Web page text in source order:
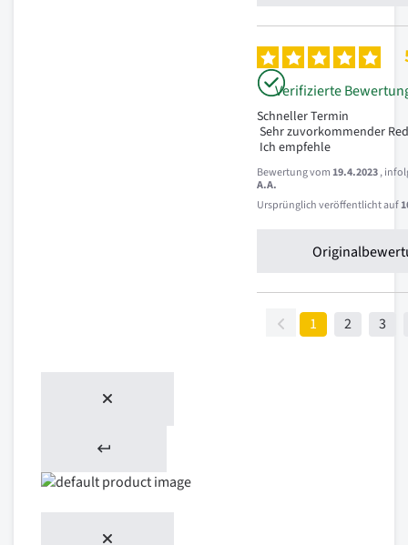
Verifizierte
Schneller Termin
Sehr zuvorkommender Redakteur.
Ich empfehle
Bewertung vom19.4.2023,
A.A.
Ursprünglich veröffentlicht auf
1 2 3